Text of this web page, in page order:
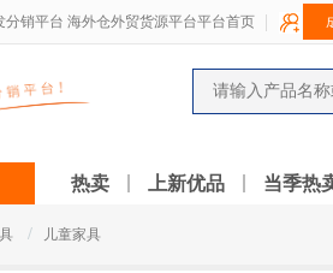
销平台 海外仓外贸货源平台平台首页
热卖 上新优品 当季热
/ 儿童家具